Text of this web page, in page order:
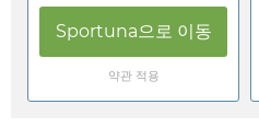
Sportuna으로 이동
약관 적용